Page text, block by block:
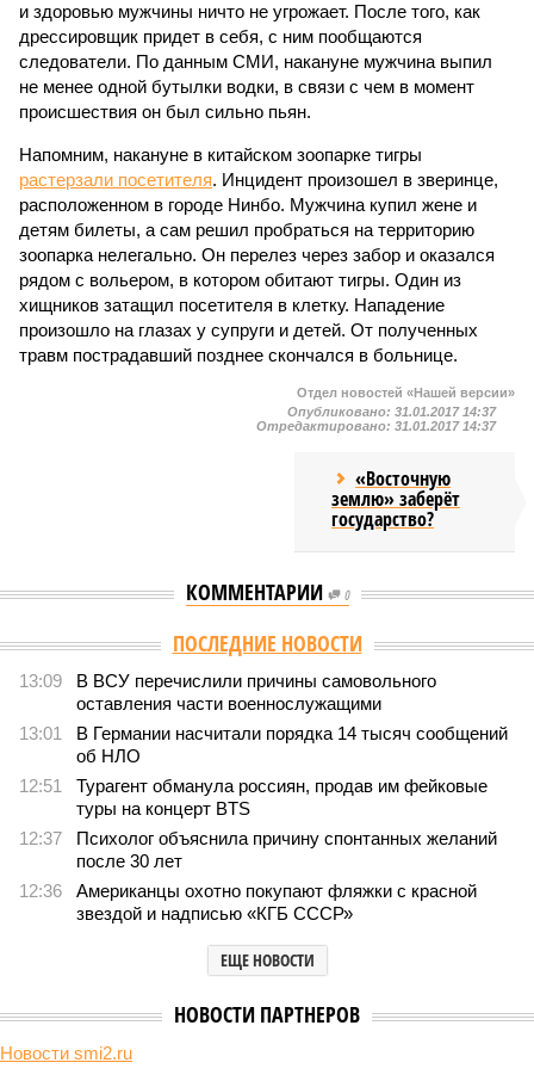
и здоровью мужчины ничто не угрожает. После того, как
дрессировщик придет в себя, с ним пообщаются
следователи. По данным СМИ, накануне мужчина выпил
не менее одной бутылки водки, в связи с чем в момент
происшествия он был сильно пьян.
Напомним, накануне в китайском зоопарке тигры
растерзали посетителя. Инцидент произошел в зверинце,
расположенном в городе Нинбо. Мужчина купил жене и
детям билеты, а сам решил пробраться на территорию
зоопарка нелегально. Он перелез через забор и оказался
рядом с вольером, в котором обитают тигры. Один из
хищников затащил посетителя в клетку. Нападение
произошло на глазах у супруги и детей. От полученных
травм пострадавший позднее скончался в больнице.
Отдел новостей «Нашей версии»
Опубликовано: 31.01.2017 14:37
Отредактировано: 31.01.2017 14:37
«Восточную
землю» заберёт
государство?
КОММЕНТАРИИ 0
Версия //Конфликт // Монополия вкладывалась-вкладывалась в
Монополия вкладывалась-вкладывалась в Армению и
довкладывалась
РЖД против своей страны
(фото: Deep Vision)
Премьер закавказской республики Никол Пашинян заявил, что
его страна может потребовать у Москвы до 2 млрд долларов
ежегодно за аренду Южно-Кавказской железной дороги (ЮКЖД).